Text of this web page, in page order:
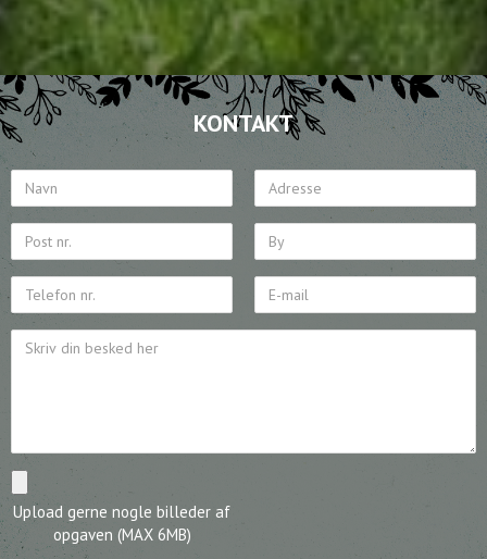
KONTAKT
Upload gerne nogle billeder af
opgaven (MAX 6MB)